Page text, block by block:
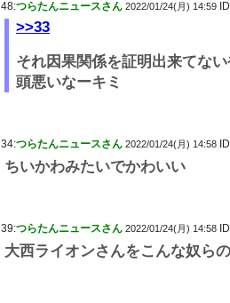
48:つらたんニュースさん 2022/01/24(月) 14:59
>>33
それ因果関係を証明出来てな
頭悪いなーキミ
34:つらたんニュースさん 2022/01/24(月) 14:58
ちいかわみたいでかわいい
39:つらたんニュースさん 2022/01/24(月) 14:58
大西ライオンさんをこんな奴ら